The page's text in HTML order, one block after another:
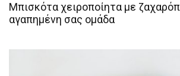
Μπισκότα χειροποίητα με
αγαπημένη σας ομάδα